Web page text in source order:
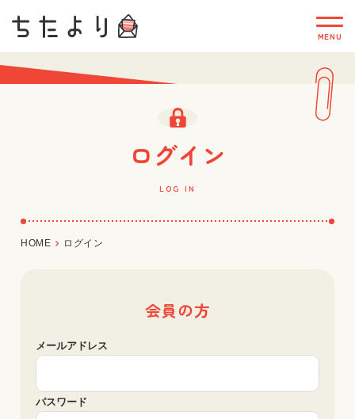
ログイン
LOG IN
HOME ログイン
会員の方
メールアドレス
パスワード